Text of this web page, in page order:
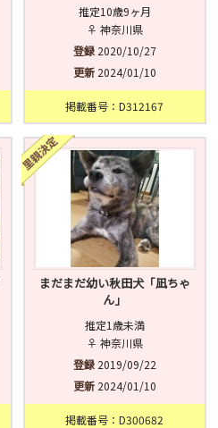
推定10歳9ヶ月
♀ 神奈川県
登録2020/10/27
更新2024/01/10
掲載番号：D312167
まだまだ幼い秋田犬「凪ちゃ
ん」
推定1歳未満
♀ 神奈川県
登録2019/09/22
更新2024/01/10
掲載番号：D300682